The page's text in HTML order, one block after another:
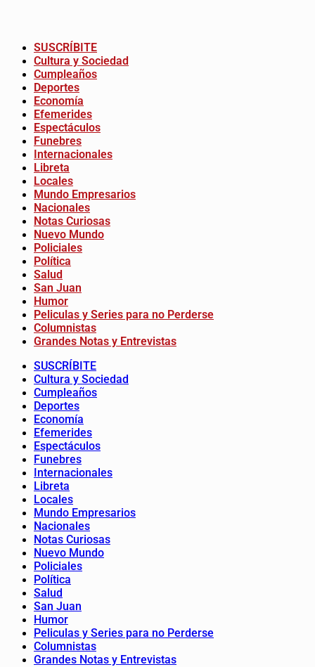
SUSCRÍBITE
Cultura y Sociedad
Cumpleaños
Deportes
Economía
Efemerides
Espectáculos
Funebres
Internacionales
Libreta
Locales
Mundo Empresarios
Nacionales
Notas Curiosas
Nuevo Mundo
Policiales
Política
Salud
San Juan
Humor
Peliculas y Series para no Perderse
Columnistas
Grandes Notas y Entrevistas
SUSCRÍBITE
Cultura y Sociedad
Cumpleaños
Deportes
Economía
Efemerides
Espectáculos
Funebres
Internacionales
Libreta
Locales
Mundo Empresarios
Nacionales
Notas Curiosas
Nuevo Mundo
Policiales
Política
Salud
San Juan
Humor
Peliculas y Series para no Perderse
Columnistas
Grandes Notas y Entrevistas